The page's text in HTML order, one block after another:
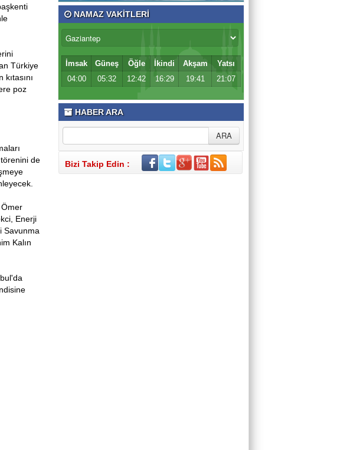
Türkiye
poz
de
Enerji
Savunma
Kalın
NAMAZ VAKİTLERİ
İmsak Güneş Öğle İkindi Akşam
Yatsı
04:00
05:32 12:42 16:29 19:41 21:07
HABER ARA
Bizi Takip Edin :